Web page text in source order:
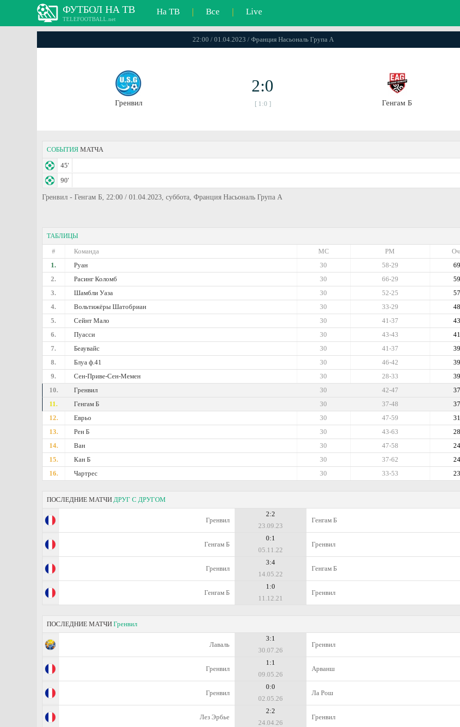
ФУТБОЛ НА ТВ
TELEFOOTBALL.net
На ТВ | Все | Live
22:00 / 01.04.2023 / Франция Насьональ Група А
Гренвил
2:0
[ 1:0 ] Генгам Б
СОБЫТИЯ МАТЧА
45'
90'
Гренвил - Генгам Б, 22:00 / 01.04.2023, суббота, Франция Насьональ Група А
ТАБЛИЦЫ
#
Команда РМ
МС
1.
Руан 69
58-29
30
2.
Расинг Коломб 59
66-29
30
3.
Шамбли Уаза 57
52-25
30
4.
Вольтижёры Шатобриан 48
33-29
30
5.
Сейнт Мало 43
41-37
30
6.
Пуасси 41
43-43
30
7.
Беаувайс 39
41-37
30
8.
Блуа ф.41 39
46-42
30
9.
Сен-Приве-Сен-Мемен 39
28-33
30
10.
Гренвил 37
42-47
30
11.
Генгам Б 37
37-48
30
12.
Еврьо 31
47-59
30
13.
Рен Б 28
43-63
30
14.
Ван 24
47-58
30
15.
Кан Б 24
37-62
30
16.
Чартрес 23
33-53
30
ПОСЛЕДНИЕ МАТЧИ ДРУГ С ДРУГОМ
Гренвил
2:2
23.09.23
Генгам Б
Генгам Б
0:1
05.11.22
Гренвил
Гренвил
3:4
14.05.22
Генгам Б
Генгам Б
1:0
11.12.21
Гренвил
ПОСЛЕДНИЕ МАТЧИ Гренвил
Лаваль
3:1
30.07.26
Гренвил
Гренвил
1:1
09.05.26
Арванш
Гренвил
0:0
02.05.26
Ла Рош
Лез Эрбье
2:2
24.04.26
Гренвил